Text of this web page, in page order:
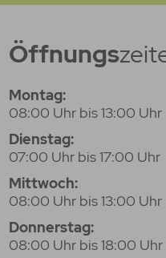
Öffnungs
Montag:
08:00 Uhr bis 13:00 Uhr
Dienstag:
07:00 Uhr bis 17:00 Uhr
Mittwoch:
08:00 Uhr bis 13:00 Uhr
Donnerstag:
08:00 Uhr bis 18:00 Uhr